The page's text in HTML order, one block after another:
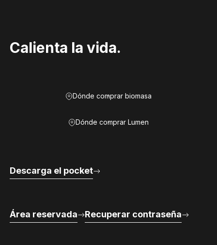
Calienta la vida.
Dónde comprar biomasa
Dónde comprar Lumen
Descarga el pocket
Área reservada Recuperar contraseña